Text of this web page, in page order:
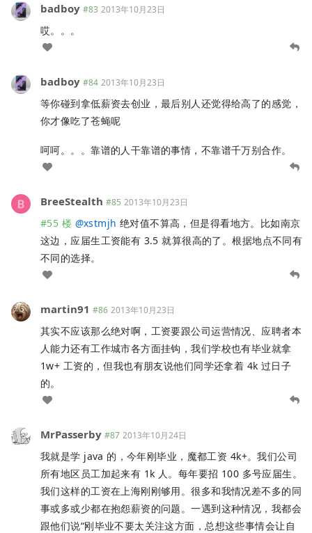
badboy #83 2013年10月23日
哎。。。
badboy #84 2013年10月23日
等你碰到拿低薪资去创业，最后别人还觉得给高了的感觉，
你才像吃了苍蝇呢
呵呵。。。靠谱的人干靠谱的事情，不靠谱千万别合作。
BreeStealth #85 2013年10月23日
#55 楼 @xstmjh 绝对值不算高，但是得看地方。比如南京
这边，应届生工资能有 3.5 就算很高的了。根据地点不同有
不同的选择。
martin91 #86 2013年10月23日
其实不应该那么绝对啊，工资要跟公司运营情况、应聘者本
人能力还有工作城市各方面挂钩，我们学校也有毕业就拿
1w+ 工资的，但我也有朋友说他们同学还拿着 4k 过日子
的。
MrPasserby #87 2013年10月24日
我就是学 java 的，今年刚毕业，魔都工资 4k+。我们公司
所有地区员工加起来有 1k 人。每年要招 100 多号应届生。
我们这样的工资在上海刚刚够用。很多和我情况差不多的同
事或多或少都在抱怨薪资的问题。一遇到这种情况，我都会
跟他们说“刚毕业不要太关注这方面，总想这些事情会让自